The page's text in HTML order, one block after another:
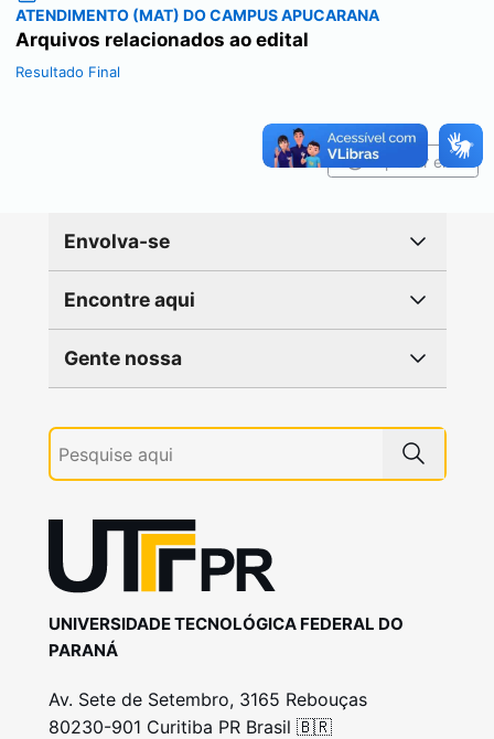
ATENDIMENTO (MAT) DO CAMPUS APUCARANA
Arquivos relacionados ao edital
Resultado Final
Reportar erro
Envolva-se
Encontre aqui
Gente nossa
UNIVERSIDADE TECNOLÓGICA FEDERAL DO
PARANÁ
Av. Sete de Setembro, 3165 Rebouças
80230-901 Curitiba PR Brasil 🇧🇷